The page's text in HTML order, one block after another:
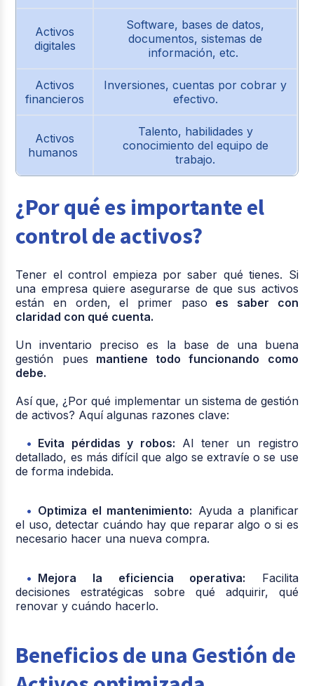
Activos
digitales
Software, bases de datos,
documentos, sistemas de
información, etc.
Activos
financieros
Inversiones, cuentas por cobrar y
efectivo.
Activos
humanos
Talento, habilidades y
conocimiento del equipo de
trabajo.
¿Por qué es importante el
control de activos?
Tener el control empieza por saber qué tienes. Si
una empresa quiere asegurarse de que sus activos
están en orden, el primer paso es saber con
claridad con qué cuenta.
Un inventario preciso es la base de una buena
gestión pues mantiene todo funcionando como
debe.
Así que, ¿Por qué implementar un sistema de gestión
de activos? Aquí algunas razones clave:
Evita pérdidas y robos: Al tener un registro
detallado, es más difícil que algo se extravíe o se use
de forma indebida.
Optimiza el mantenimiento: Ayuda a planificar
el uso, detectar cuándo hay que reparar algo o si es
necesario hacer una nueva compra.
Mejora la eficiencia operativa: Facilita
decisiones estratégicas sobre qué adquirir, qué
renovar y cuándo hacerlo.
Beneficios de una Gestión de